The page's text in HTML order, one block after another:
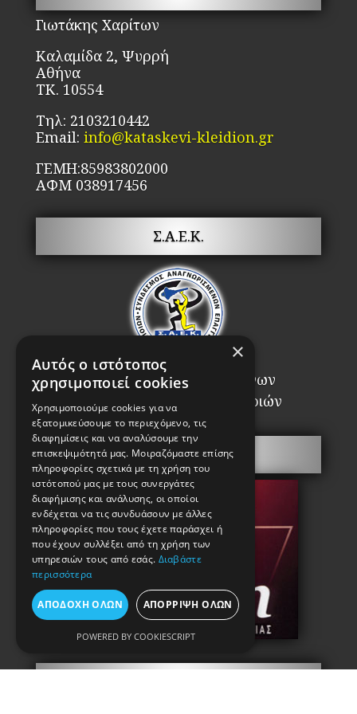
στη
Γιωτάκης Χαρίτων
Καλαμίδα 2, Ψυρρή
Αθήνα
ΤΚ. 10554
Τηλ: 2103210442
Email: info@kataskevi-kleidion.gr
ΓΕΜΗ:85983802000
ΑΦΜ 038917456
Σ.Α.Ε.Κ.
Σύνδεσμος Αναγνωρισμένων
Επαγγελματιών Κλειθροποιών
Πόρτες Ασφαλείας
×
Αυτός ο ιστότοπος
χρησιμοποιεί cookies
Χρησιμοποιούμε cookies για να
εξατομικεύσουμε το περιεχόμενο, τις
διαφημίσεις και να αναλύσουμε την
επισκεψιμότητά μας. Μοιραζόμαστε επίσης
πληροφορίες σχετικά με τη χρήση του
ιστότοπού μας με τους συνεργάτες
διαφήμισης και ανάλυσης, οι οποίοι
ενδέχεται να τις συνδυάσουν με άλλες
πληροφορίες που τους έχετε παράσχει ή
που έχουν συλλέξει από τη χρήση των
υπηρεσιών τους από εσάς. Διαβάστε
περισσότερα
ΑΠΟΔΟΧΉ ΌΛΩΝ ΑΠΌΡΡΙΨΗ ΌΛΩΝ
POWERED BY COOKIESCRIPT